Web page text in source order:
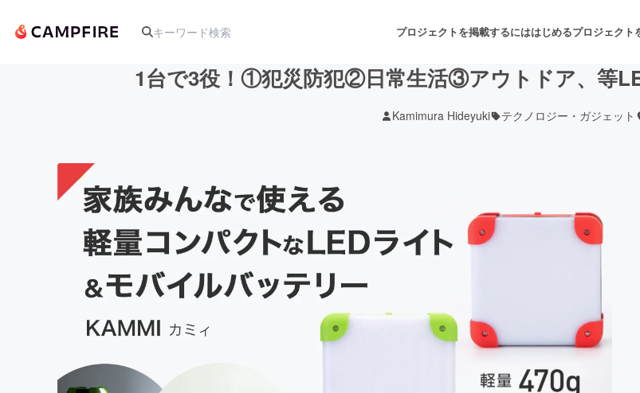
プロジェクトを掲載するにははじめるプロジェクト
アート・写真 舞台・
テクノロジー・ガジェット ゲーム・サービス開発 フード・
映像・映画
ビジネス・起業 ビューテ
1台で3役！①犯災防犯②日常生活③アウトドア、等
Kamimura Hideyuki テクノロジー・ガジェット